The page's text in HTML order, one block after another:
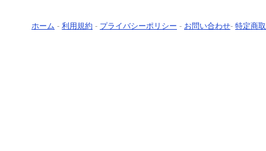
ホーム - 利用規約 - プライバシーポリシー - お問い合わせ- 特定商